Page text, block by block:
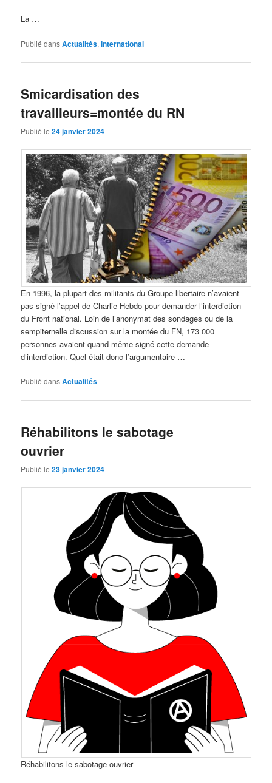
La …
Publié dansActualités,International
Smicardisation des
travailleurs=montée du RN
Publié le24 janvier 2024
En 1996, la plupart des militants du Groupe libertaire n’avaient
pas signé l’appel de Charlie Hebdo pour demander l’interdiction
du Front national. Loin de l’anonymat des sondages ou de la
sempiternelle discussion sur la montée du FN, 173 000
personnes avaient quand même signé cette demande
d’interdiction. Quel était donc l’argumentaire …
Publié dansActualités
Réhabilitons le sabotage
ouvrier
Publié le23 janvier 2024
Réhabilitons le sabotage ouvrier